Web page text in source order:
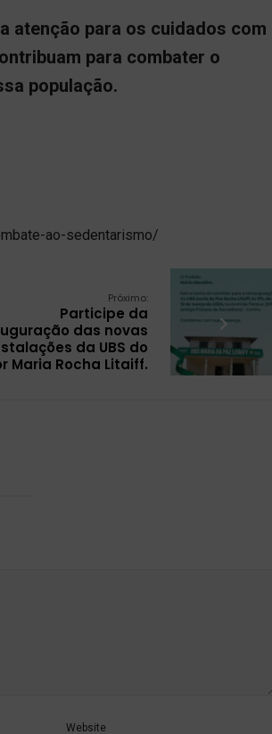
atenção para os cuidados com
para combater o
população.
ao-sedentarismo/
Próximo:
Participe da
das novas
da UBS do
Maria Rocha Litaiff.
Website